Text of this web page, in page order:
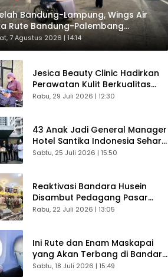
Bandung-Lampung, Wings Air
Rute Bandung-Palembang
Langsung Penumpang
7 Agustus 2026 | 14:14
Jesica Beauty Clinic Hadirkan
Perawatan Kulit Berkualitas
Plus Konsultasi Gratis
Rabu, 29 Juli 2026 | 12:30
43 Anak Jadi General Manager
Hotel Santika Indonesia Sehari
Sukses Digelar
Sabtu, 25 Juli 2026 | 15:50
Reaktivasi Bandara Husein
Disambut Pedagang Pasar
Baru, Diyakini Bangkitkan
Rabu, 22 Juli 2026 | 13:05
Ini Rute dan Enam Maskapai
yang Akan Terbang di Bandara
Husein Sastranegara
Sabtu, 18 Juli 2026 | 15:49